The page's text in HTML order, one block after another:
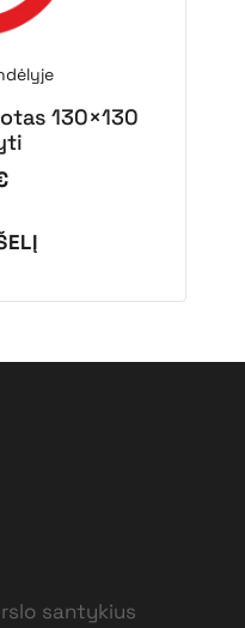
130×130
santykius